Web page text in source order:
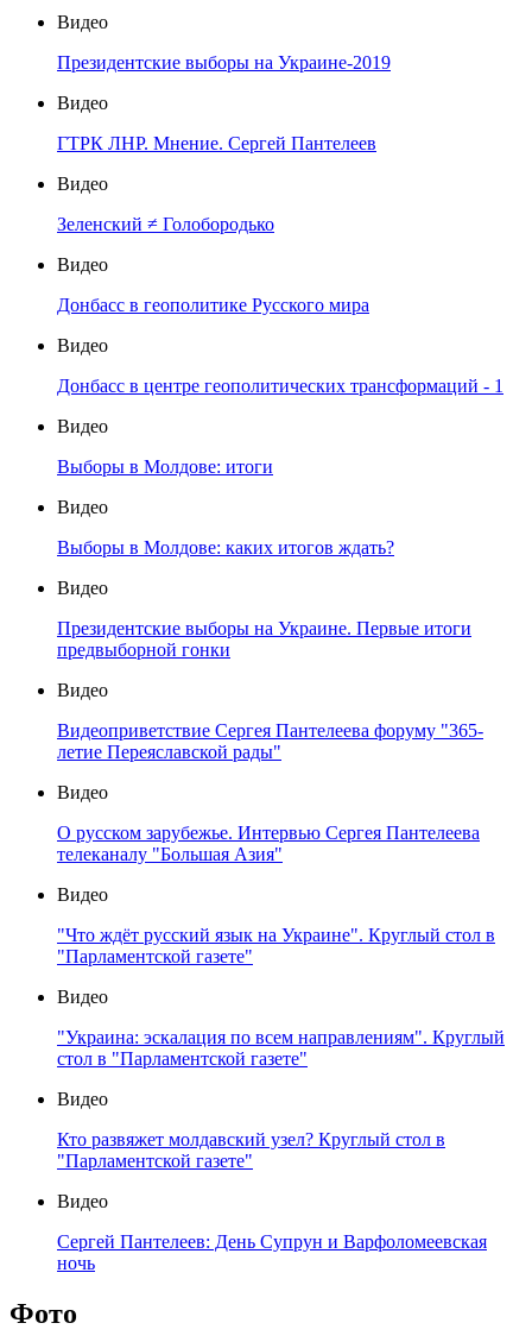
Видео
Президентские выборы на Украине-2019
Видео
ГТРК ЛНР. Мнение. Сергей Пантелеев
Видео
Зеленский ≠ Голобородько
Видео
Донбасс в геополитике Русского мира
Видео
Донбасс в центре геополитических трансформаций - 1
Видео
Выборы в Молдове: итоги
Видео
Выборы в Молдове: каких итогов ждать?
Видео
Президентские выборы на Украине. Первые итоги
предвыборной гонки
Видео
Видеоприветствие Сергея Пантелеева форуму "365-
летие Переяславской рады"
Видео
О русском зарубежье. Интервью Сергея Пантелеева
телеканалу "Большая Азия"
Видео
"Что ждёт русский язык на Украине". Круглый стол в
"Парламентской газете"
Видео
"Украина: эскалация по всем направлениям". Круглый
стол в "Парламентской газете"
Видео
Кто развяжет молдавский узел? Круглый стол в
"Парламентской газете"
Видео
Сергей Пантелеев: День Супрун и Варфоломеевская
ночь
Фото